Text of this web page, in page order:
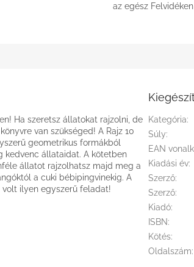
az egész Felvidéken
Ha szeretsz állatokat rajzolni, de
van szükséged! A Rajz 10
geometrikus formákból
kedvenc állataidat. A kötetben
állatot rajzolhatsz majd meg a
a cuki bébipingvinekig. A
volt ilyen egyszerű feladat!
Kategória:
Súly:
EAN
Kiadási év:
Szerző:
Szerző:
Kiadó:
ISBN:
Kötés:
Oldalszám: